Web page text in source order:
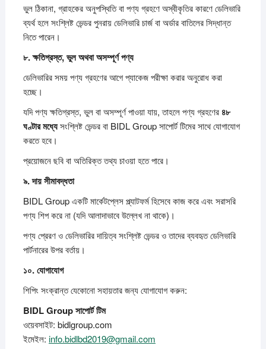
ভুল ঠিকানা, গ্রাহকের অনুপস্থিতি বা পণ্য গ্রহণে অস্বীকৃতির কারণে ডেলিভারি
ব্যর্থ হলে সংশ্লিষ্ট ভেন্ডর পুনরায় ডেলিভারি চার্জ বা অর্ডার বাতিলের সিদ্ধান্ত
নিতে পারেন।
৮.ক্ষতিগ্রস্ত,ভুলঅথবাঅসম্পূর্ণপণ্য
ডেলিভারির সময় পণ্য গ্রহণের আগে প্যাকেজ পরীক্ষা করার অনুরোধ করা
হচ্ছে।
যদি পণ্য ক্ষতিগ্রস্ত, ভুল বা অসম্পূর্ণ পাওয়া যায়, তাহলে পণ্য গ্রহণের ৪৮
ঘণ্টারমধ্যেসংশ্লিষ্ট ভেন্ডর বা BIDL Group সাপোর্ট টিমের সাথে যোগাযোগ
করতে হবে।
প্রয়োজনে ছবি বা অতিরিক্ত তথ্য চাওয়া হতে পারে।
৯.দায়সীমাবদ্ধতা
BIDL Group একটি মার্কেটপ্লেস প্ল্যাটফর্ম হিসেবে কাজ করে এবং সরাসরি
পণ্য শিপ করে না (যদি আলাদাভাবে উল্লেখ না থাকে)।
পণ্য প্রেরণ ও ডেলিভারির দায়িত্ব সংশ্লিষ্ট ভেন্ডর ও তাদের ব্যবহৃত ডেলিভারি
পার্টনারের উপর বর্তায়।
১০.যোগাযোগ
শিপিং সংক্রান্ত যেকোনো সহায়তার জন্য যোগাযোগ করুন:
BIDL Groupসাপোর্টটিম
ওয়েবসাইট: bidlgroup.com
ইমেইল: info.bidlbd2019@gmail.com